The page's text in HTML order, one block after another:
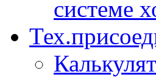
системе